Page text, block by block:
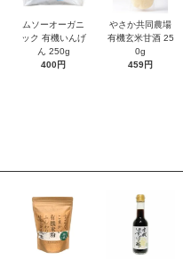
ムソーオーガニ
ック 有機いんげ
ん 250g
400円
やさか共同農場
有機玄米甘酒 25
0g
459円